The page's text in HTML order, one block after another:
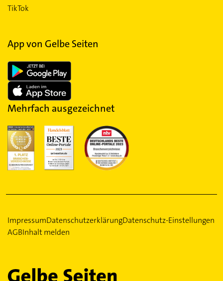
TikTok
App von Gelbe Seiten
Mehrfach ausgezeichnet
ImpressumDatenschutzerklärungDatenschutz-Einstellungen
AGBInhalt melden